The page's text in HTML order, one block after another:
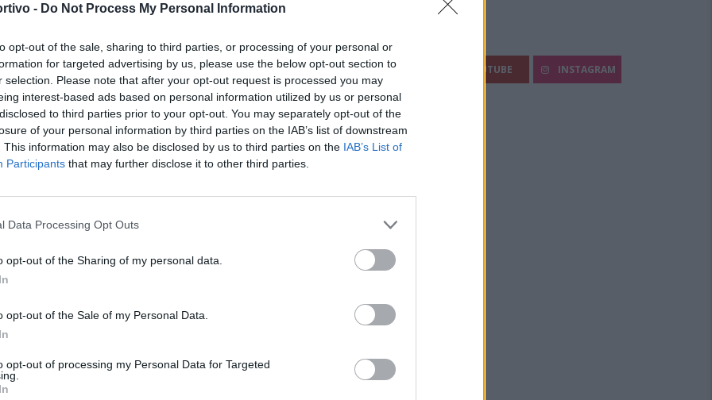
- Do Not Process My Personal Information
opt-out of the sale, sharing to third parties, or processing of your personal or
for targeted advertising by us, please use the below opt-out section to
selection. Please note that after your opt-out request is processed you may
interest-based ads based on personal information utilized by us or personal
to third parties prior to your opt-out. You may separately opt-out of the
of your personal information by third parties on the IAB’s list of downstream
This information may also be disclosed by us to third parties on the IAB’s List of
Participants that may further disclose it to other third parties.
Data Processing Opt Outs
opt-out of the Sharing of my personal data.
opt-out of the Sale of my Personal Data.
opt-out of processing my Personal Data for Targeted
2 2 2 10 7 0 1 1 0 2 2 1 1
2 2 2 6 7 2 1 0 3 1 0 1 2 3 6
2 1 3 7 9 1 1 2 6 7 1 0 1 1 2
2 1 3 11 15 1 0 2 6 10 1 1 1 5 5
2 7 12 1
0 2 4 4 14 0 1 2 1 6
del29/10/2023 Successiva
Segui Diario Sportivo:
FACEBOOK YOUTUBE INSTAGRAM